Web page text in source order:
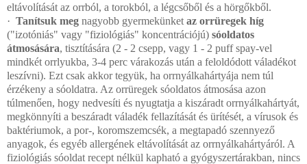
eltávolítását az orrból, a torokból, a légcsőből és a hörgőkből.
· Tanítsuk meg nagyobb gyermekünket az orrüregek híg
("izotóniás" vagy "fiziológiás" koncentrációjú) sóoldatos
átmosására, tisztítására (2 - 2 csepp, vagy 1 - 2 puff spay-vel
mindkét orrlyukba, 3-4 perc várakozás után a feloldódott váladékot
leszívni). Ezt csak akkor tegyük, ha orrnyálkahártyája nem túl
érzékeny a sóoldatra. Az orrüregek sóoldatos átmosása azon
túlmenően, hogy nedvesíti és nyugtatja a kiszáradt orrnyálkahártyát,
megkönnyíti a beszáradt váladék fellazítását és ürítését, a vírusok és
baktériumok, a por-, koromszemcsék, a megtapadó szennyező
anyagok, és egyéb allergének eltávolítását az orrnyálkahártyáról. A
fiziológiás sóoldat recept nélkül kapható a gyógyszertárakban, nincs